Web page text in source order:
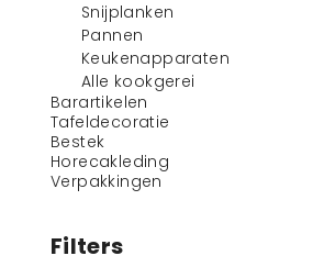
Snijplanken
Pannen
Keukenapparaten
Alle kookgerei
Barartikelen
Tafeldecoratie
Bestek
Horecakleding
Verpakkingen
Filters